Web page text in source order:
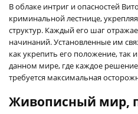
В облаке интриг и опасностей
криминальной лестнице,
структур. Каждый его шаг
начинаний. Установленные им
как укрепить его положение, так
данном мире, где каждое
требуется максимальная
Живописный мир,